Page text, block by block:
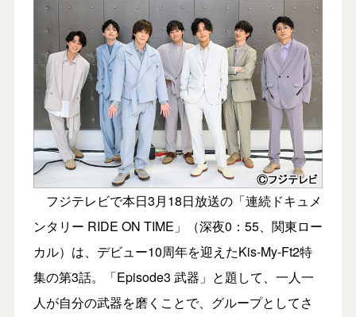
フジテレビで本日3月18日放送の「連続ドキュメ
ンタリー RIDE ON TIME」（深夜0：55、関東ロー
カル）は、デビュー10周年を迎えたKis-My-Ft2特
集の第3話。「Episode3 武器」と題して、一人一
人が自分の武器を磨くことで、グループとしてさ